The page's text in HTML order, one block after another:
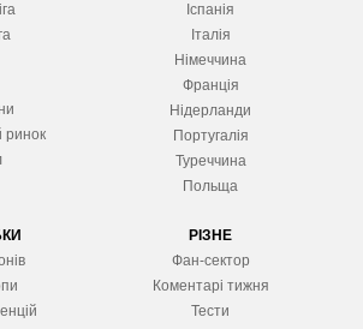
ринок
Іспанія
Італія
Німеччина
Франція
Нідерланди
Португалія
Туреччина
Польща
и
РІЗНЕ
Фан-сектор
Коментарі тижня
Тести